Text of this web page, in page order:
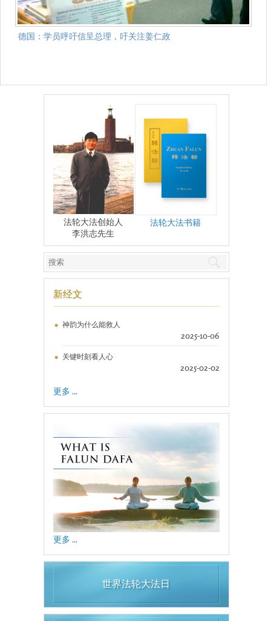
德国：学员呼吁信呈总理，吁关注姜仁政
法轮大法创始人
李洪志先生
法轮大法书籍
新经文
神韵为什么能救人
2025-10-06
关键时刻看人心
2025-02-02
更多 ...
更多 ...
世界法轮大法日